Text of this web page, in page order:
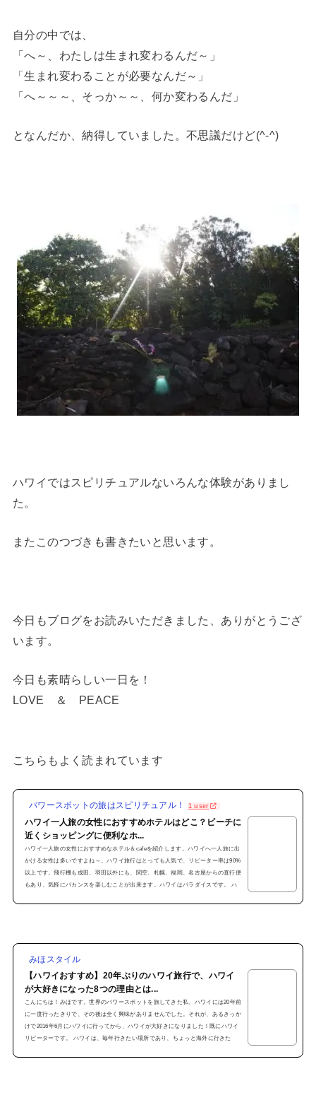
自分の中では、
「へ～、わたしは生まれ変わるんだ～」
「生まれ変わることが必要なんだ～」
「へ～～～、そっか～～、何か変わるんだ」
となんだか、納得していました。不思議だけど(^-^)
ハワイではスピリチュアルないろんな体験がありまし
た。
またこのつづきも書きたいと思います。
今日もブログをお読みいただきました、ありがとうござ
います。
今日も素晴らしい一日を！
LOVE ＆ PEACE
こちらもよく読まれています
パワースポットの旅はスピリチュアル！ 1 user
ハワイ一人旅の女性におすすめホテルはどこ？ビーチに
近くショッピングに便利なホ...
ハワイ一人旅の女性におすすめなホテル＆cafeを紹介します。ハワイへ一人旅に出
かける女性は多いですよね～。ハワイ旅行はとっても人気で、リピーター率は90%
以上です。飛行機も成田、羽田以外にも、関空、札幌、福岡、名古屋からの直行便
もあり、気軽にバカンスを楽しむことが出来ます。ハワイはパラダイスです。 ハ
みほスタイル
【ハワイおすすめ】20年ぶりのハワイ旅行で、ハワイ
が大好きになった8つの理由とは...
こんにちは！みほです。世界のパワースポットを旅してきた私、ハワイには20年前
に一度行ったきりで、その後は全く興味がありませんでした。それが、あるきっか
けで2016年6月にハワイに行ってから、ハワイが大好きになりました！既にハワイ
リピーターです。 ハワイは、毎年行きたい場所であり、ちょっと海外に行きた